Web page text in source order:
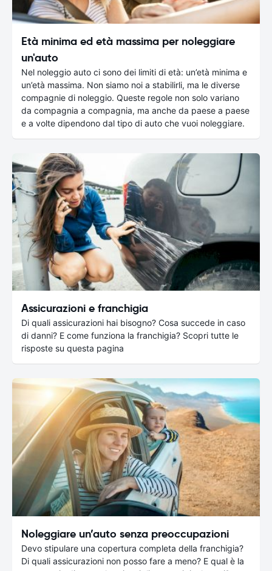
Età minima ed età massima per noleggiare
un'auto
Nel noleggio auto ci sono dei limiti di età: un’età minima e
un’età massima. Non siamo noi a stabilirli, ma le diverse
compagnie di noleggio. Queste regole non solo variano
da compagnia a compagnia, ma anche da paese a paese
e a volte dipendono dal tipo di auto che vuoi noleggiare.
Assicurazioni e franchigia
Di quali assicurazioni hai bisogno? Cosa succede in caso
di danni? E come funziona la franchigia? Scopri tutte le
risposte su questa pagina
Noleggiare un’auto senza preoccupazioni
Devo stipulare una copertura completa della franchigia?
Di quali assicurazioni non posso fare a meno? E qual è la